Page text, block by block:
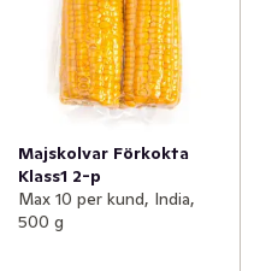
Majskolvar Förkokta
Klass1 2-p
Max 10 per kund, India,
500 g